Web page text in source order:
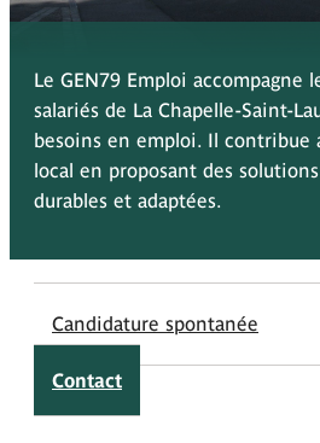
Entreprises
Liste des adhérents
Salariés
Candidature spontanée
Contact
Le GEN79 Emploi accompagne
salariés de La Chapelle-Saint-
besoins en emploi. Il contribue
local en proposant des
durables et adaptées.